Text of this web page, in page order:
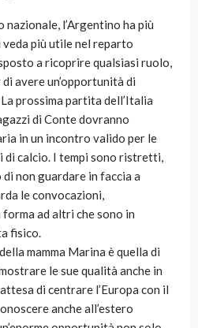
nazionale, l’Argentino ha più
più utile nel reparto
a ricoprire qualsiasi ruolo,
avere un’opportunità di
prossima partita dell’Italia
di Conte dovranno
in un incontro valido per le
di calcio. I tempi sono ristretti,
non guardare in faccia a
le convocazioni,
ad altri che sono in
fisico.
mamma Marina è quella di
le sue qualità anche in
di centrare l’Europa con il
anche all’estero